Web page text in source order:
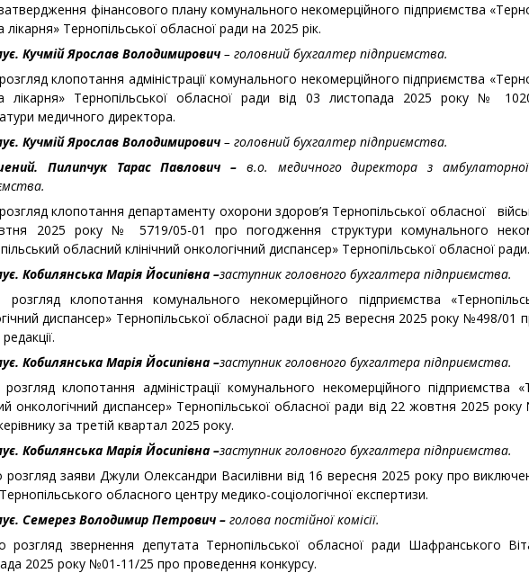
фінансового плану комунального некомерційного підприємства
лікарня» Тернопільської обласної ради на 2025 рік.
Кучмій Ярослав Володимирович – головний бухгалтер підприємства.
клопотання адміністрації комунального некомерційного підприємства
лікарня» Тернопільської обласної ради від 03 листопада 2025 року №
медичного директора.
Кучмій Ярослав Володимирович – головний бухгалтер підприємства.
Пилипчук Тарас Павлович – в.о. медичного директора з амбулаторної
клопотання департаменту охорони здоров’я Тернопільської обласної
2025 року № 5719/05-01 про погодження структури комунального
обласний клінічний онкологічний диспансер» Тернопільської обласної ради.
Кобилянська Марія Йосипівна –заступник головного бухгалтера підприємства.
клопотання комунального некомерційного підприємства
диспансер» Тернопільської обласної ради від 25 вересня 2025 року №498/01
Кобилянська Марія Йосипівна –заступник головного бухгалтера підприємства.
клопотання адміністрації комунального некомерційного підприємства
онкологічний диспансер» Тернопільської обласної ради від 22 жовтня 2025
за третій квартал 2025 року.
Кобилянська Марія Йосипівна –заступник головного бухгалтера підприємства.
заяви Джули Олександри Василівни від 16 вересня 2025 року про
Тернопільського обласного центру медико-соціологічної експертизи.
Семерез Володимир Петрович – голова постійної комісії.
розгляд звернення депутата Тернопільської обласної ради Шафранського
2025 року №01-11/25 про проведення конкурсу.